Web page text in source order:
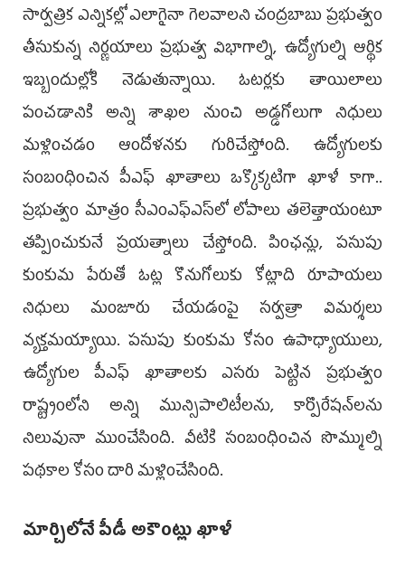
సార్వత్రిక ఎన్నికల్లో ఎలాగైనా గెలవాలని చంద్రబాబు ప్రభుత్వం
తీసుకున్న నిర్ణయాలు ప్రభుత్వ విభాగాల్ని, ఉద్యోగుల్ని ఆర్థిక
ఇబ్బందుల్లోకి నెడుతున్నాయి. ఓటర్లకు తాయిలాలు
పంచడానికి అన్ని శాఖల నుంచి అడ్డగోలుగా నిధులు
మళ్లించడం ఆందోళనకు గురిచేస్తోంది. ఉద్యోగులకు
సంబంధించిన పీఎఫ్‌ ఖాతాలు ఒక్కొక్కటిగా ఖాళీ కాగా..
ప్రభుత్వం మాత్రం సీఎంఎఫ్‌ఎస్‌లో లోపాలు తలెత్తాయంటూ
తప్పించుకునే ప్రయత్నాలు చేస్తోంది. పింఛన్లు, పసుపు
కుంకుమ పేరుతో ఓట్ల కొనుగోలుకు కోట్లాది రూపాయలు
నిధులు మంజూరు చేయడంపై సర్వత్రా విమర్శలు
వ్యక్తమయ్యాయి. పసుపు కుంకుమ కోసం ఉపాధ్యాయులు,
ఉద్యోగుల పీఎఫ్‌ ఖాతాలకు ఎసరు పెట్టిన ప్రభుత్వం
రాష్ట్రంలోని అన్ని మున్సిపాలిటీలను, కార్పొరేషన్‌లను
నిలువునా ముంచేసింది. వీటికి సంబంధించిన సొమ్ముల్ని
పథకాల కోసం దారి మళ్లించేసింది.
మార్చిలోనే పీడీ అకౌంట్లు ఖాళీ